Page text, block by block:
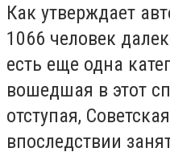
Как утверждает
1066 человек
есть еще одна
вошедшая в этот
отступая,
впоследствии